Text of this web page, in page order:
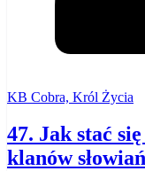
KB Cobra, Król Życia
47. Jak stać
klanów